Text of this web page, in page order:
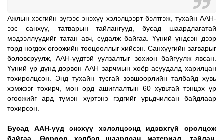
Ажлын хэсгийн зүгээс энэхүү хэлэлцээрт бэлтгэж, тухайн ААН-
ээс санхүү, татварын тайлангууд, бусад шаардлагатай
мэдээллүүдийг татан авч, судалж байгаа. Үүний үндсэн дээр
төрд ногдох өгөөжийн тооцооллыг хийсэн. Санхүүгийн загварыг
боловсруулж, ААН-үүдтэй уулзалтыг зохион байгуулж явсан.
Үүний үр дүнд дөрвөн ААН зарчмын хоёр асуудалд харилцан
тохиролцсон. Энд тухайн тусгай зөвшөөрлийн талбайд хувь
хэмжээг тохирч, мөн орд ашиглалтын 60 хувьтай тэнцэх үр
өгөөжийг ард түмэн хүртэнэ гэдгийг урьдчилсан байдлаар
тохирсон.
Бусад ААН-үүд энэхүү хэлэлцээнд идэвхгүй оролцож